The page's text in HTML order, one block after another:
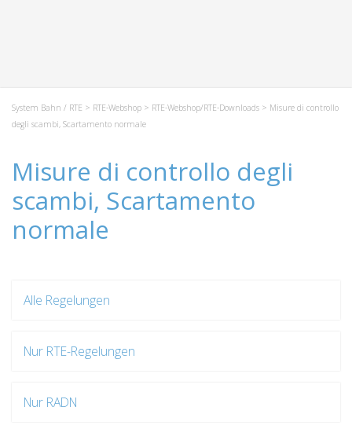
System Bahn / RTE > RTE-Webshop > RTE-Webshop/RTE-Downloads > Misure di controllo
degli scambi, Scartamento normale
Misure di controllo degli
scambi, Scartamento
normale
Alle Regelungen
Nur RTE-Regelungen
Nur RADN